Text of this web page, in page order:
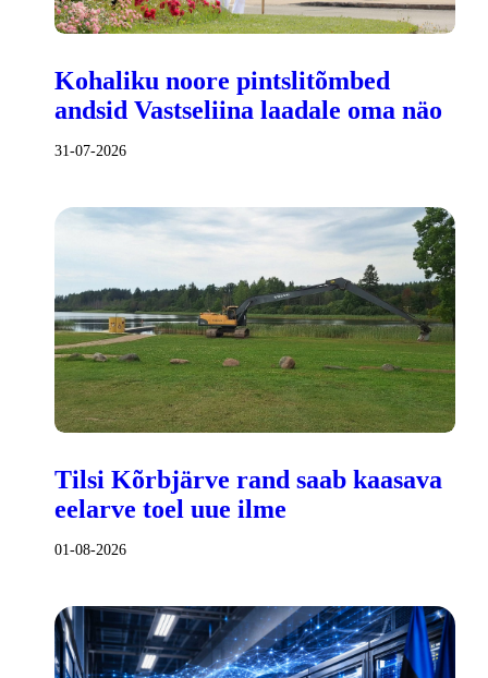
Kohaliku noore pintslitõmbed
andsid Vastseliina laadale oma näo
31-07-2026
Tilsi Kõrbjärve rand saab kaasava
eelarve toel uue ilme
01-08-2026